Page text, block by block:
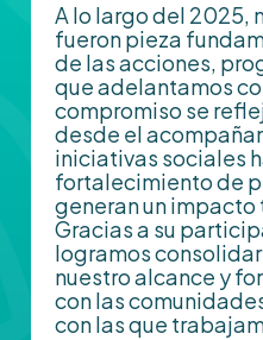
A lo largo del 2025,
fueron pieza
de las acciones,
que adelantamos
compromiso se
desde el
iniciativas sociales
fortalecimiento de
generan un
Gracias a su
logramos
nuestro alcance y
con las
con las que